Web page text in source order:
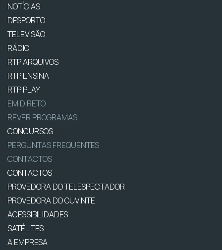
NOTÍCIAS
DESPORTO
TELEVISÃO
RÁDIO
RTP ARQUIVOS
RTP ENSINA
RTP PLAY
EM DIRETO
REVER PROGRAMAS
CONCURSOS
PERGUNTAS FREQUENTES
CONTACTOS
CONTACTOS
PROVEDORA DO TELESPECTADOR
PROVEDORA DO OUVINTE
ACESSIBILIDADES
SATÉLITES
A EMPRESA